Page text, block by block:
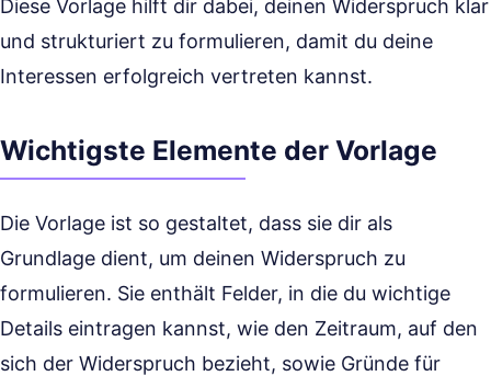
Diese Vorlage hilft dir dabei, deinen Widerspruch klar
und strukturiert zu formulieren, damit du deine
Interessen erfolgreich vertreten kannst.
Wichtigste Elemente der Vorlage
Die Vorlage ist so gestaltet, dass sie dir als
Grundlage dient, um deinen Widerspruch zu
formulieren. Sie enthält Felder, in die du wichtige
Details eintragen kannst, wie den Zeitraum, auf den
sich der Widerspruch bezieht, sowie Gründe für